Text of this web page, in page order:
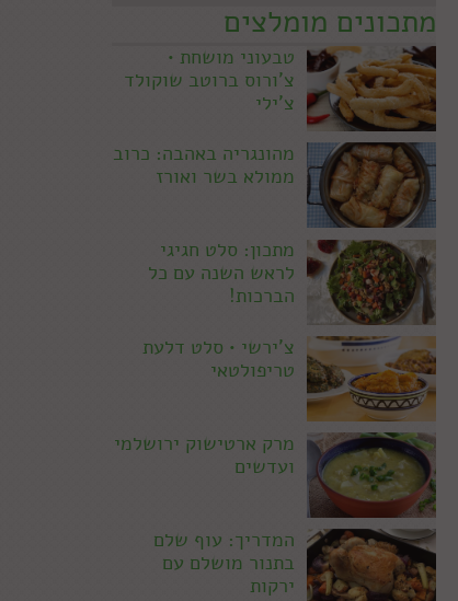
מתכונים מומלצים
טבעוני מושחת •
צ'ורוס ברוטב שוקולד
צ'ילי
מהונגריה באהבה: כרוב
ממולא בשר ואורז
מתכון: סלט חגיגי
לראש השנה עם כל
הברכות!
צ'ירשי • סלט דלעת
טריפולטאי
מרק ארטישוק ירושלמי
ועדשים
המדריך: עוף שלם
בתנור מושלם עם
ירקות